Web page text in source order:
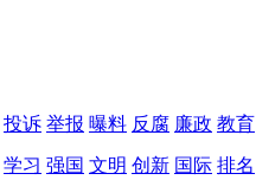
投诉 举报 曝料 反腐 廉政 教育
学习 强国 文明 创新 国际 排名